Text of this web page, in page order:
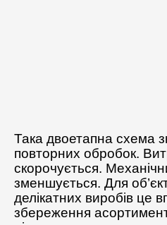
Така двоетапна схема
повторних обробок.
скорочується.
зменшується. Для
делікатних виробів це
збереження